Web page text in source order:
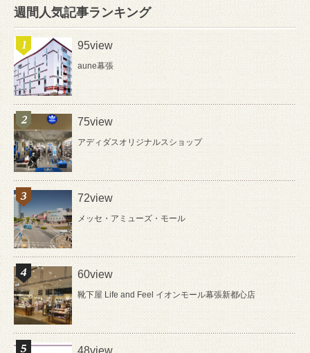
週間人気記事ランキング
95view
aune幕張
75view
アディダスオリジナルスショップ
72view
メッセ・アミューズ・モール
60view
靴下屋 Life and Feel イオンモール幕張新都心店
48view